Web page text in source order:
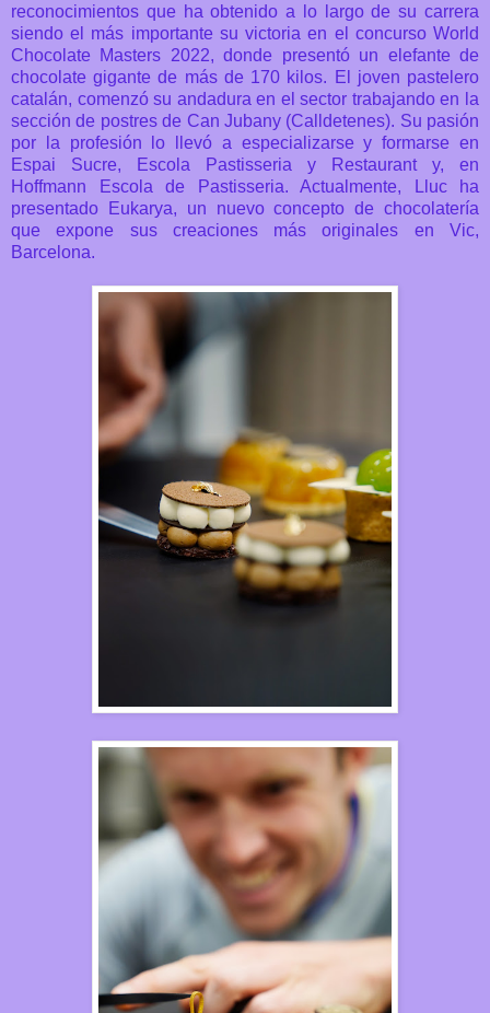
reconocimientos que ha obtenido a lo largo de su carrera
siendo el más importante su victoria en el concurso World
Chocolate Masters 2022, donde presentó un elefante de
chocolate gigante de más de 170 kilos.
El joven pastelero
catalán, comenzó su andadura en el sector trabajando en la
sección de postres de Can Jubany (Calldetenes). Su pasión
por la profesión lo llevó a especializarse y formarse en
Espai Sucre, Escola Pastisseria y Restaurant y, en
Hoffmann Escola de Pastisseria. Actualmente, Lluc ha
presentado Eukarya, un nuevo concepto de chocolatería
que expone sus creaciones más originales en Vic,
Barcelona.